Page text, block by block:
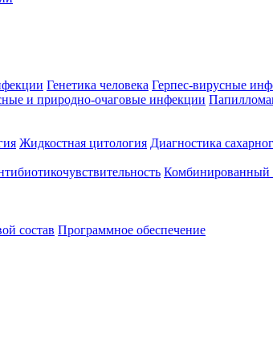
Генетика человека Герпес-вирусные
и природно-очаговые инфекции
Жидкостная цитология Диагностика
Комбинированный
состав Программное обеспечение